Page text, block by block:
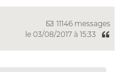
11146 messages
le 03/08/2017 à 15:33